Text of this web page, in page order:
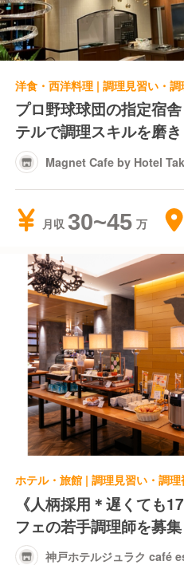
プロ野球球団の指定宿
テルで調理スキルを磨
Magnet Cafe by Hotel
月収 30~45
《人柄採用＊遅くても
フェの若手調理師を募
神戸ホテルジュラク café